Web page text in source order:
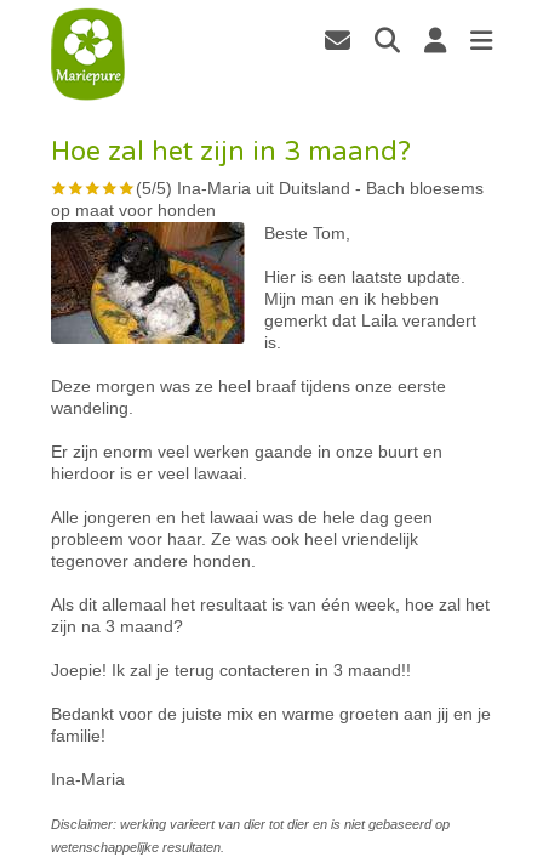
Hoe zal het zijn in 3 maand?
(5/5) Ina-Maria uit Duitsland - Bach bloesems
op maat voor honden
Beste Tom,
Hier is een laatste update.
Mijn man en ik hebben
gemerkt dat Laila verandert
is.
Deze morgen was ze heel braaf tijdens onze eerste
wandeling.
Er zijn enorm veel werken gaande in onze buurt en
hierdoor is er veel lawaai.
Alle jongeren en het lawaai was de hele dag geen
probleem voor haar. Ze was ook heel vriendelijk
tegenover andere honden.
Als dit allemaal het resultaat is van één week, hoe zal het
zijn na 3 maand?
Joepie! Ik zal je terug contacteren in 3 maand!!
Bedankt voor de juiste mix en warme groeten aan jij en je
familie!
Ina-Maria
Disclaimer: werking varieert van dier tot dier en is niet gebaseerd op
wetenschappelijke resultaten.